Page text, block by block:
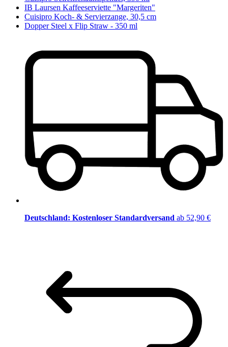
IB Laursen Kaffeeserviette "Margeriten"
Cuisipro Koch- & Servierzange, 30,5 cm
Dopper Steel x Flip Straw - 350 ml
Deutschland: Kostenloser Standardversand ab 52,90 €